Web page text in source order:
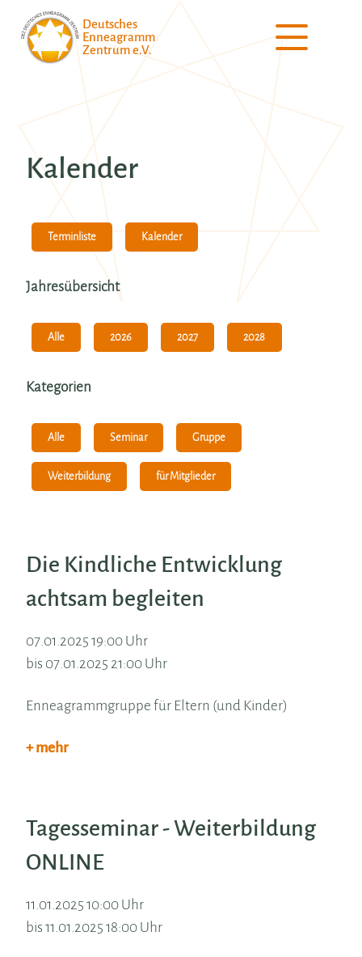
Deutsches
Enneagramm
Zentrum e.V.
Kalender
Terminliste Kalender
Jahresübersicht
Alle 2026 2027 2028
Kategorien
Alle Seminar Gruppe
Weiterbildung für Mitglieder
Die Kindliche Entwicklung
achtsam begleiten
07.01.2025 19:00 Uhr
bis 07.01.2025 21:00 Uhr
Enneagrammgruppe für Eltern (und Kinder)
+ mehr
Tagesseminar - Weiterbildung
ONLINE
11.01.2025 10:00 Uhr
bis 11.01.2025 18:00 Uhr